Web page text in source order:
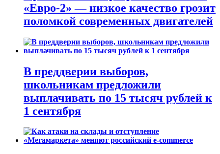
«Евро-2» — низкое качество грозит
поломкой современных двигателей
В преддверии выборов,
школьникам предложили
выплачивать по 15 тысяч рублей к
1 сентября